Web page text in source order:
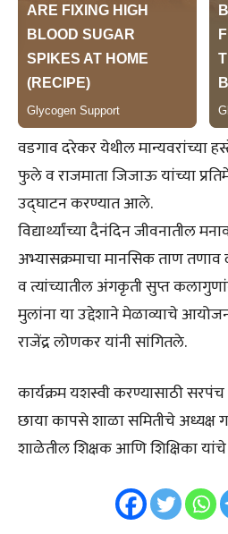
वडगाव दरेकर येथील मान्यवरांच्या हस्ते
फुले व राजमाता जिजाऊ यांच्या
उद्घाटन करण्यात आले.
विद्यार्थ्यांच्या दैनंदिन जीवनातील
अभ्यासक्रमाचा मानसिक ताण
व त्यांच्यातील अंगकृती सुप्त
मुलांना या उद्देशाने मेळाव्याचे
राजेंद्र लोणकर यांनी सांगितले.
कार्यक्रम यशस्वी करण्यासाठी
छाया कापसे शाळा समितीचे
शाळेतील शिक्षक आणि शिक्षिका